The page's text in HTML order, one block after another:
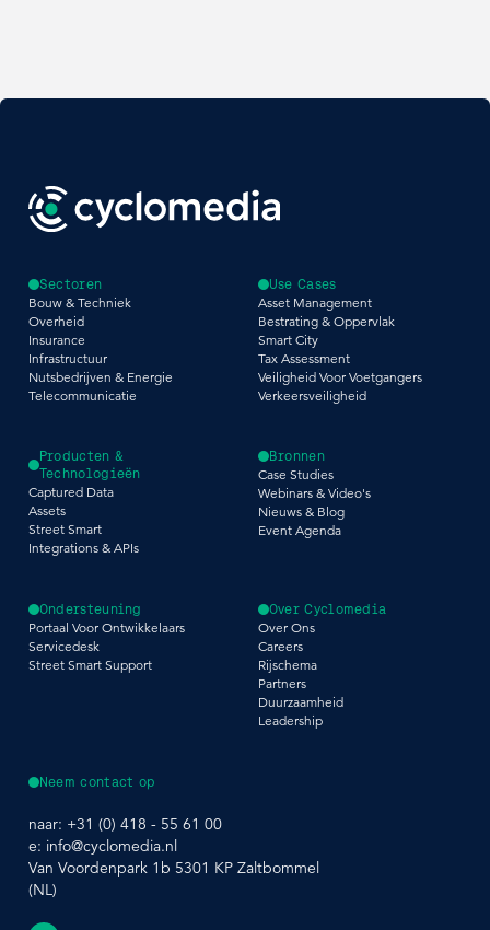
Neem contact op
naar: +31 (0) 418 - 55 61 00
e: info@cyclomedia.nl
Van Voordenpark 1b 5301 KP Zaltbommel
(NL)
Sectoren
Bouw & Techniek
Overheid
Insurance
Infrastructuur
Nutsbedrijven & Energie
Telecommunicatie
Use Cases
Asset Management
Bestrating & Oppervlak
Smart City
Tax Assessment
Veiligheid Voor Voetgangers
Verkeersveiligheid
Producten &
Technologieën
Captured Data
Assets
Street Smart
Integrations & APIs
Bronnen
Case Studies
Webinars & Video's
Nieuws & Blog
Event Agenda
Ondersteuning
Portaal Voor Ontwikkelaars
Servicedesk
Street Smart Support
Over Cyclomedia
Over Ons
Careers
Rijschema
Partners
Duurzaamheid
Leadership